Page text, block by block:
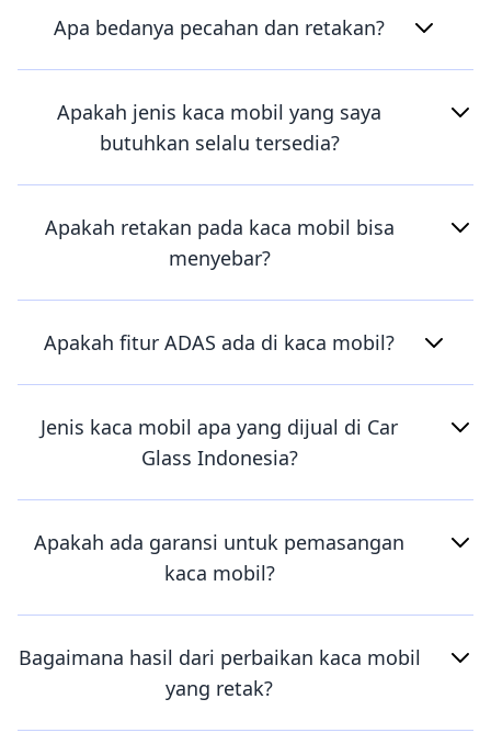
Apa bedanya pecahan dan retakan?
Apakah jenis kaca mobil yang saya
butuhkan selalu tersedia?
Apakah retakan pada kaca mobil bisa
menyebar?
Apakah fitur ADAS ada di kaca mobil?
Jenis kaca mobil apa yang dijual di Car
Glass Indonesia?
Apakah ada garansi untuk pemasangan
kaca mobil?
Bagaimana hasil dari perbaikan kaca mobil
yang retak?